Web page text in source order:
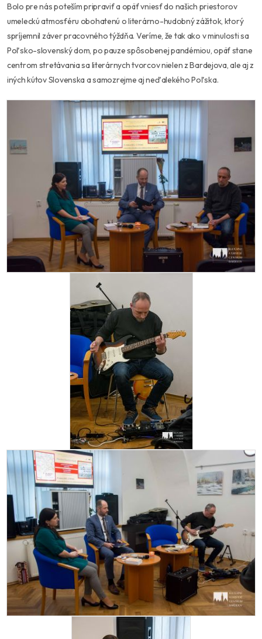
Bolo pre nás poteším pripraviť a opäť vniesť do našich priestorov
umeleckú atmosféru obohatenú o literárno-hudobný zážitok, ktorý
spríjemnil záver pracovného týždňa. Veríme, že tak ako v minulosti sa
Poľsko-slovenský dom, po pauze spôsobenej pandémiou, opäť stane
centrom stretávania sa literárnych tvorcov nielen z Bardejova, ale aj z
iných kútov Slovenska a samozrejme aj neďalekého Poľska.